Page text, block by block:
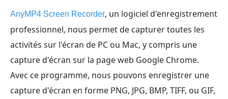
AnyMP4 Screen Recorder, un logiciel d'enregistrement
professionnel, nous permet de capturer toutes les
activités sur l'écran de PC ou Mac, y compris une
capture d'écran sur la page web Google Chrome.
Avec ce programme, nous pouvons enregistrer une
capture d'écran en forme PNG, JPG, BMP, TIFF, ou GIF,